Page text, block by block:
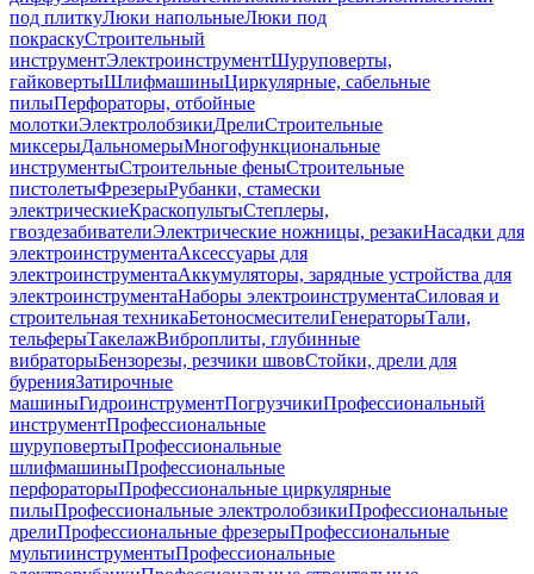
под плиткуЛюки напольныеЛюки под
покраскуСтроительный
инструментЭлектроинструментШуруповерты,
гайковертыШлифмашиныЦиркулярные, сабельные
пилыПерфораторы, отбойные
молоткиЭлектролобзикиДрелиСтроительные
миксерыДальномерыМногофункциональные
инструментыСтроительные феныСтроительные
пистолетыФрезерыРубанки, стамески
электрическиеКраскопультыСтеплеры,
гвоздезабивателиЭлектрические ножницы, резакиНасадки для
электроинструментаАксессуары для
электроинструментаАккумуляторы, зарядные устройства для
электроинструментаНаборы электроинструментаСиловая и
строительная техникаБетоносмесителиГенераторыТали,
тельферыТакелажВиброплиты, глубинные
вибраторыБензорезы, резчики швовСтойки, дрели для
буренияЗатирочные
машиныГидроинструментПогрузчикиПрофессиональный
инструментПрофессиональные
шуруповертыПрофессиональные
шлифмашиныПрофессиональные
перфораторыПрофессиональные циркулярные
пилыПрофессиональные электролобзикиПрофессиональные
дрелиПрофессиональные фрезерыПрофессиональные
мультиинструментыПрофессиональные